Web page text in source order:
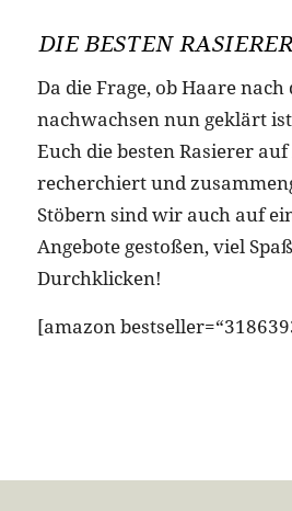
DIE BESTEN RASIERER
Da die Frage, ob Haare
nachwachsen nun geklärt
Euch die besten Rasierer
recherchiert und
Stöbern sind wir auch auf
Angebote gestoßen, viel
Durchklicken!
[amazon